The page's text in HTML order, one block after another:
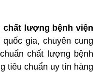
chất lượng bệnh viện
gia, chuyên cung
chất lượng bệnh
tiêu chuẩn uy tín hàng